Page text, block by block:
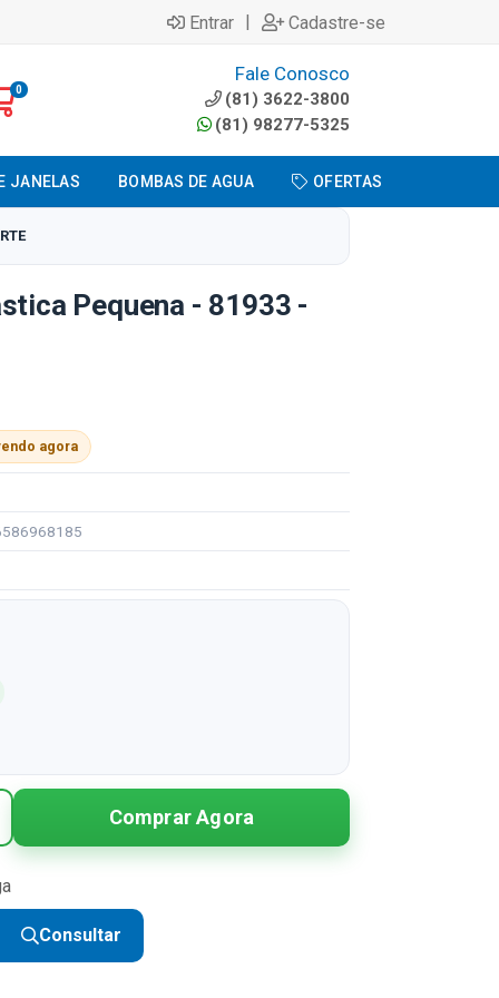
Entrar | Cadastre-se
0
Fale Conosco
(81) 3622-3800
(81) 98277-5325
JANELAS BOMBAS DE AGUA OFERTAS
Pequena - 81933 -
agora
Comprar Agora
Consultar